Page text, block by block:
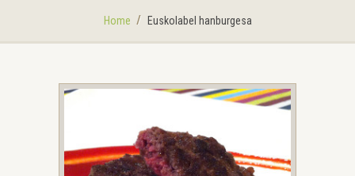
Home Euskolabel hanburgesa